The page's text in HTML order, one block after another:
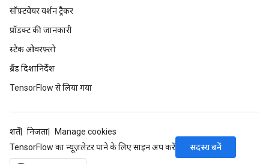
सॉफ़्टवेयर वर्शन ट्रैकर
प्रॉडक्ट की जानकारी
स्टैक ओवरफ़्लो
ब्रैंड दिशानिर्देश
TensorFlow से लिया गया
शर्तें निजता
Manage cookies
TensorFlow का न्यूज़लेटर पाने के लिए साइन अप करें
सदस्य बनें